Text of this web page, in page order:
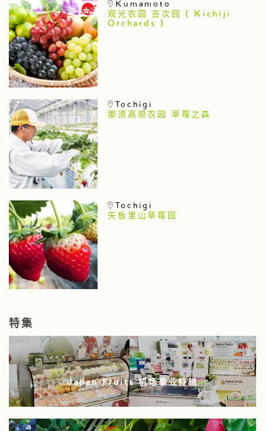
Kumamoto
观光农园 吉次园 ( Kichiji
Orchards )
Tochigi
那须高原农园 草莓之森
Tochigi
矢板里山草莓园
特集
Japan Fruits 机场事业特辑